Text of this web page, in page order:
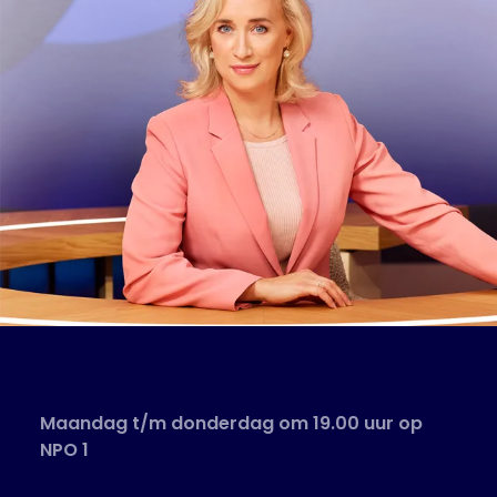
Maandag t/m donderdag om 19.00 uur op
NPO 1